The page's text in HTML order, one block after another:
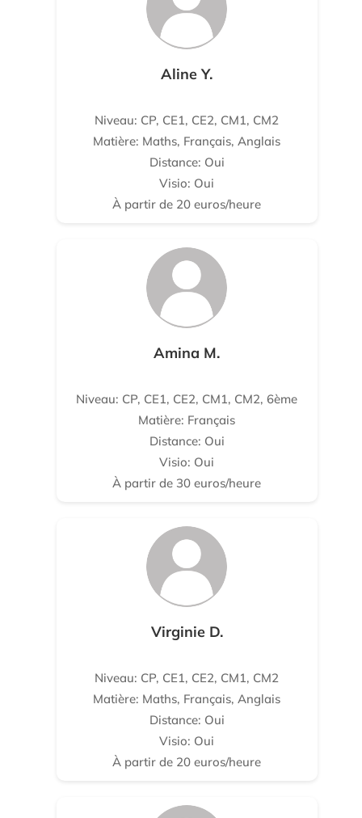
Aline Y.
Niveau: CP, CE1, CE2, CM1, CM2
Matière: Maths, Français, Anglais
Distance: Oui
Visio: Oui
À partir de 20 euros/heure
Amina M.
Niveau: CP, CE1, CE2, CM1, CM2, 6ème
Matière: Français
Distance: Oui
Visio: Oui
À partir de 30 euros/heure
Virginie D.
Niveau: CP, CE1, CE2, CM1, CM2
Matière: Maths, Français, Anglais
Distance: Oui
Visio: Oui
À partir de 20 euros/heure